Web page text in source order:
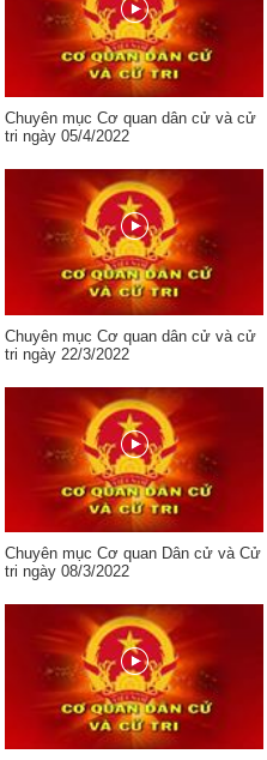
Chuyên mục Cơ quan dân cử và cử
tri ngày 05/4/2022
Chuyên mục Cơ quan dân cử và cử
tri ngày 22/3/2022
Chuyên mục Cơ quan Dân cử và Cử
tri ngày 08/3/2022